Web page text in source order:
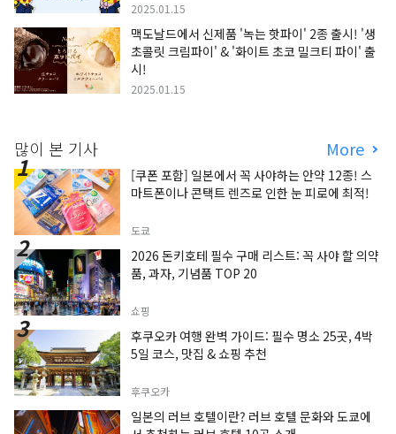
2025.01.15
맥도날드에서 신제품 '녹는 핫파이' 2종 출시! '생
초콜릿 크림파이' & '화이트 초코 밀크티 파이' 출
시!
2025.01.15
많이 본 기사 More
[쿠폰 포함] 일본에서 꼭 사야하는 안약 12종! 스
마트폰이나 콘택트 렌즈로 인한 눈 피로에 최적!
도쿄
2026 돈키호테 필수 구매 리스트: 꼭 사야 할 의약
품, 과자, 기념품 TOP 20
쇼핑
후쿠오카 여행 완벽 가이드: 필수 명소 25곳, 4박
5일 코스, 맛집 & 쇼핑 추천
후쿠오카
일본의 러브 호텔이란? 러브 호텔 문화와 도쿄에